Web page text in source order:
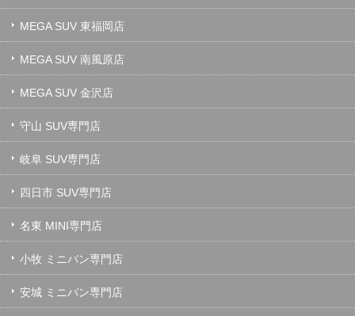
MEGA SUV 東福岡店
MEGA SUV 南風原店
MEGA SUV 金沢店
守山 SUV専門店
岐阜 SUV専門店
四日市 SUV専門店
名東 MINI専門店
小牧 ミニバン専門店
安城 ミニバン専門店